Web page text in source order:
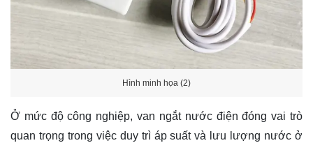
Hình minh họa (2)
Ở mức độ công nghiệp, van ngắt nước điện đóng vai trò
quan trọng trong việc duy trì áp suất và lưu lượng nước ở